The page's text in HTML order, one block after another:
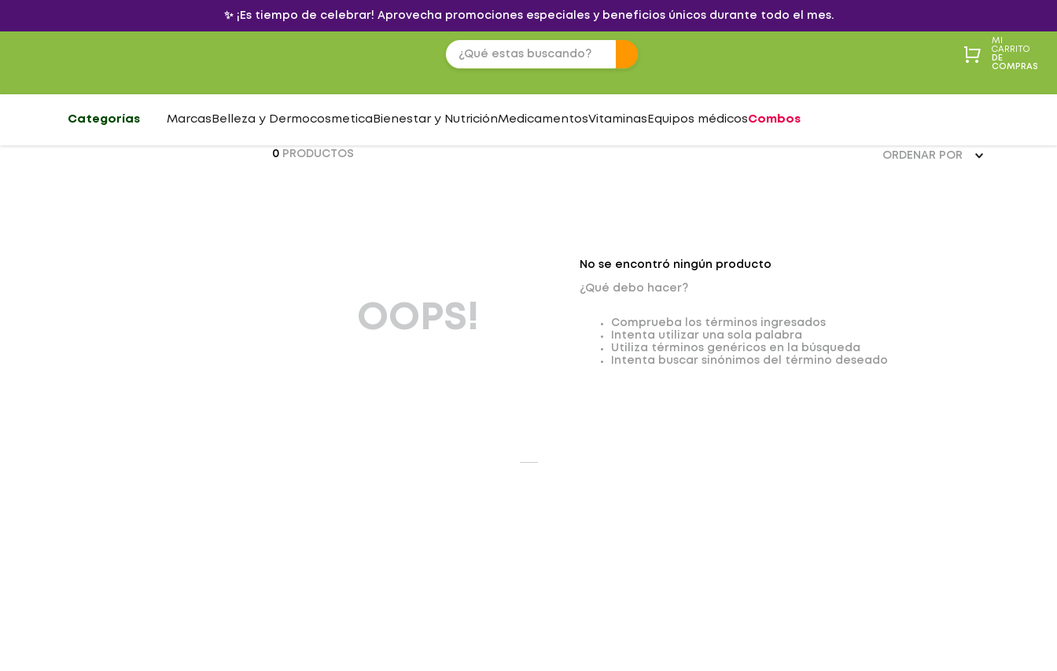
✨ ¡Es tiempo de celebrar! Aprovecha promociones especiales y beneficios únicos durante todo el mes.
MI
CARRITO
DE
COMPRAS
Categorías Marcas Belleza y Dermocosmetica Bienestar y NutriciónMedicamentosVitaminas Equipos médicosCombos
0 PRODUCTOS ORDENAR POR
OOPS!
No se encontró ningún producto
¿Qué debo hacer?
Comprueba los términos ingresados
Intenta utilizar una sola palabra
Utiliza términos genéricos en la búsqueda
Intenta buscar sinónimos del término deseado